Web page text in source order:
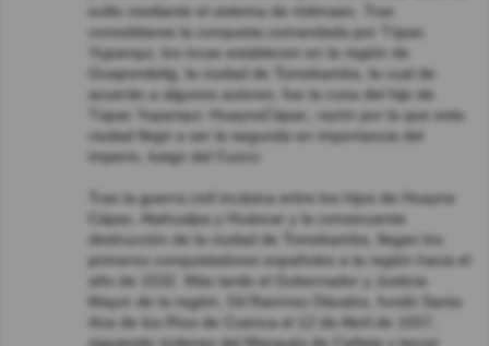
exilio mediante el sistema de mitimaes. Tras
consolidarse la conquista comandada por Túpac
Yupanqui, los incas establecen en la región de
Guapondelig, la ciudad de Tomebamba, la cual de
acuerdo a algunos autores, fue la cuna del hijo de
Túpac Yupanqui: HuaynaCápac, razón por la que esta
ciudad llegó a ser la segunda en importancia del
imperio, luego del Cuzco.
Tras la guerra civil incásica entre los hijos de Huayna
Cápac, Atahualpa y Huáscar y la consecuente
destrucción de la ciudad de Tomebamba, llegan los
primeros conquistadores españoles a la región hacia el
año de 1532. Más tarde el Gobernador y Justicia
Mayor de la región, Gil Ramírez Dávalos, fundó Santa
Ana de los Ríos de Cuenca el 12 de Abril de 1557,
siguiendo órdenes del Marqués de Cañete y tercer